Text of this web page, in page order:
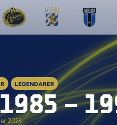
LEGENDARER
1985 –
2024